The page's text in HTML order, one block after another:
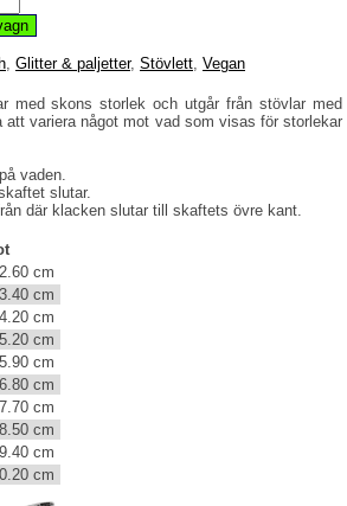
, Glitter & paljetter, Stövlett, Vegan
med skons storlek och utgår från stövlar med
variera något mot vad som visas för storlekar
vaden.
slutar.
där klacken slutar till skaftets övre kant.
cm
cm
cm
cm
cm
cm
cm
cm
cm
cm